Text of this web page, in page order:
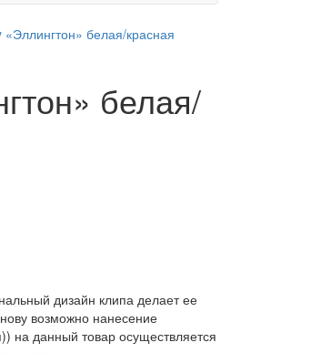
белая/
дизайн клипа делает ее
возможно нанесение
на данный товар осуществляется